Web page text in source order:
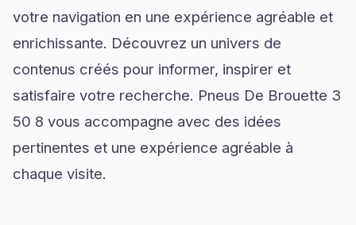
votre navigation en une expérience agréable et
enrichissante. Découvrez un univers de
contenus créés pour informer, inspirer et
satisfaire votre recherche. Pneus De Brouette 3
50 8 vous accompagne avec des idées
pertinentes et une expérience agréable à
chaque visite.